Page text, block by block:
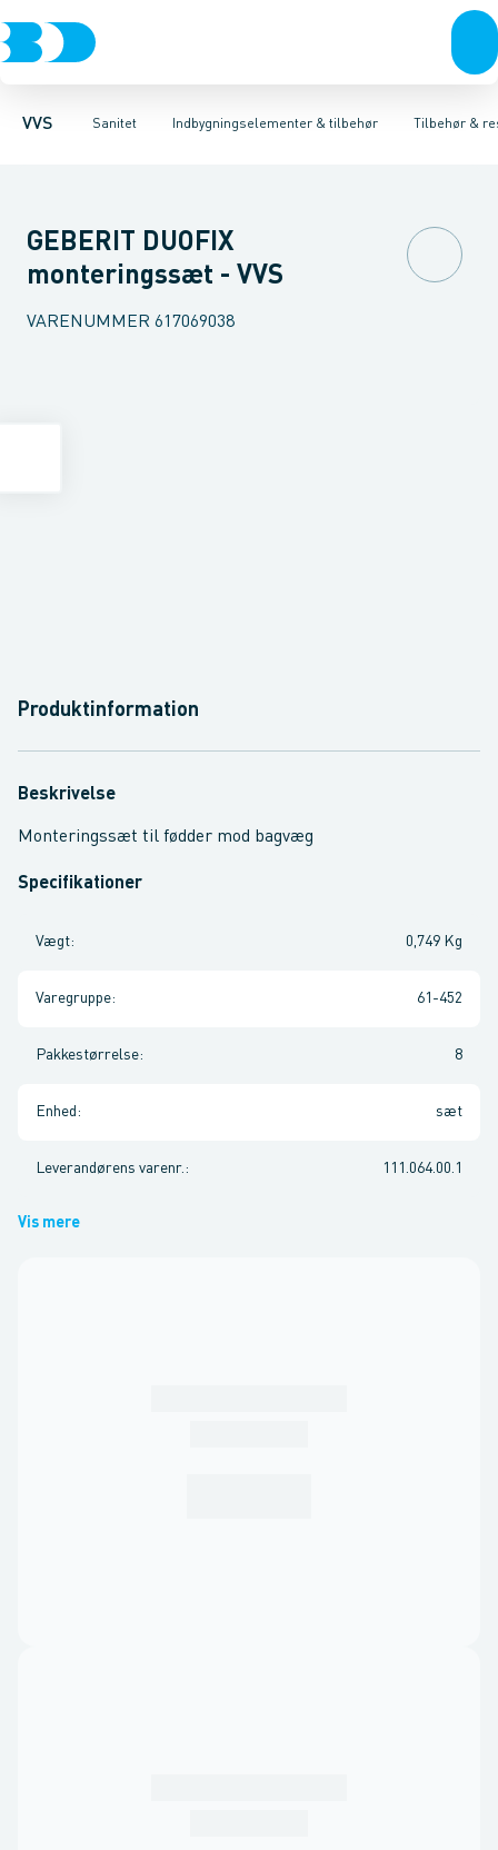
VVS Sanitet
Rør & fittingsPressfittings & rørKuglehaner & ventilerAfløb
Indbygningselementer & tilbehør
Toiletter, sæder og cisternerVaskeArmaturerBrusereTilbehør &
Høje Indbygnings elementerLave Indbygnings elementer
GEBERIT DUOFIX
monteringssæt - VVS
VARENUMMER 617069038
Produktinformation
Beskrivelse
Monteringssæt til fødder mod bagvæg
Specifikationer
Vægt: 0,749 Kg
Varegruppe: 61-452
Pakkestørrelse: 8
Enhed : sæt
Leverandørens varenr. : 111.064.00.1
Vis mere